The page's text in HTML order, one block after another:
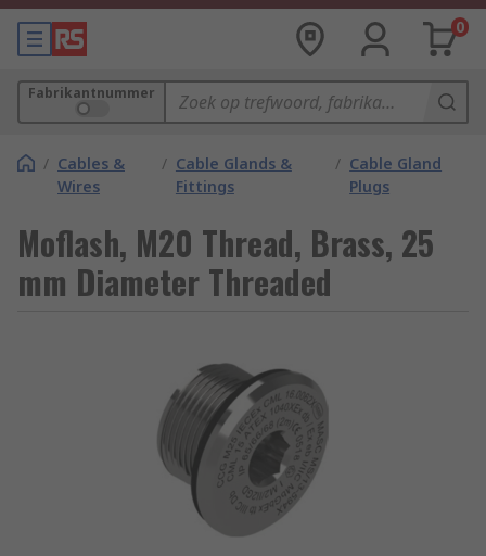
0
Fabrikantnummer
/ Cables &
Wires
/ Cable Glands &
Fittings
/ Cable Gland
Plugs
Moflash, M20 Thread, Brass, 25
mm Diameter Threaded